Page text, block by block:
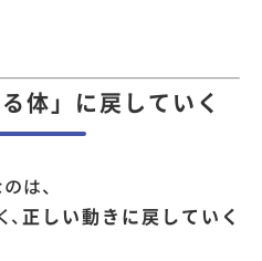
体」に戻していく
は、
正しい動きに戻していく